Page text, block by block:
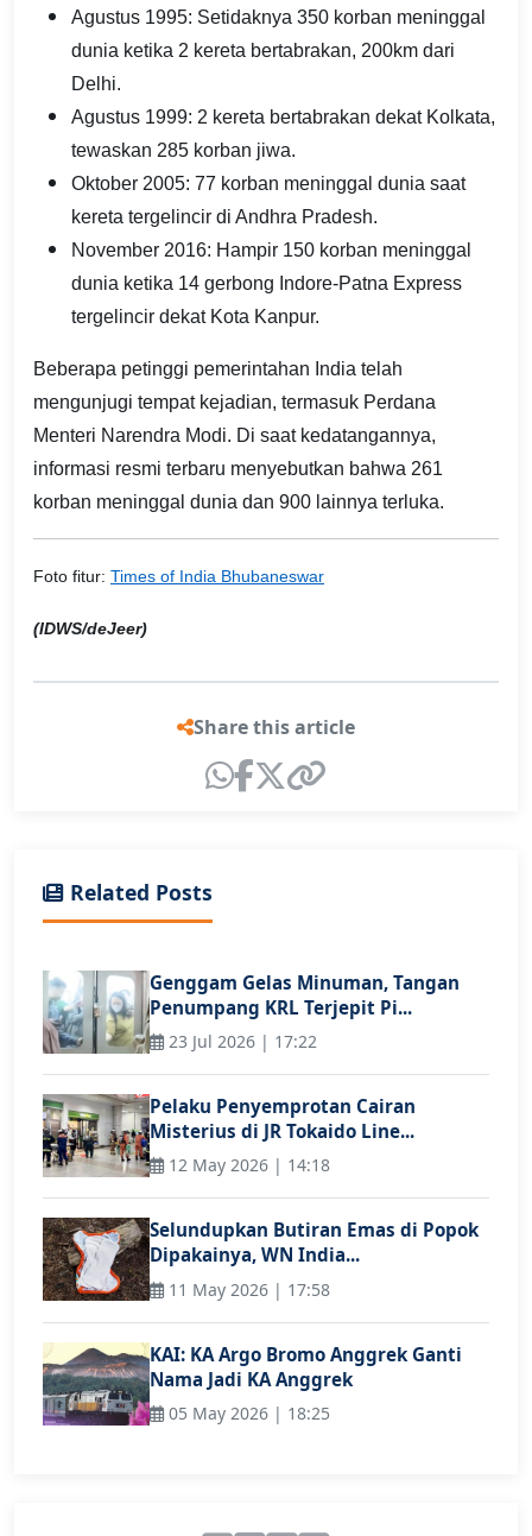
Agustus 1995: Setidaknya 350 korban meninggal
dunia ketika 2 kereta bertabrakan, 200km dari
Delhi.
Agustus 1999: 2 kereta bertabrakan dekat Kolkata,
tewaskan 285 korban jiwa.
Oktober 2005: 77 korban meninggal dunia saat
kereta tergelincir di Andhra Pradesh.
November 2016: Hampir 150 korban meninggal
dunia ketika 14 gerbong Indore-Patna Express
tergelincir dekat Kota Kanpur.
Beberapa petinggi pemerintahan India telah
mengunjugi tempat kejadian, termasuk Perdana
Menteri Narendra Modi. Di saat kedatangannya,
informasi resmi terbaru menyebutkan bahwa 261
korban meninggal dunia dan 900 lainnya terluka.
Foto fitur: Times of India Bhubaneswar
(IDWS/deJeer)
Share this article
Related Posts
Genggam Gelas Minuman, Tangan
Penumpang KRL Terjepit Pi...
23 Jul 2026 | 17:22
Pelaku Penyemprotan Cairan
Misterius di JR Tokaido Line...
12 May 2026 | 14:18
Selundupkan Butiran Emas di Popok
Dipakainya, WN India...
11 May 2026 | 17:58
KAI: KA Argo Bromo Anggrek Ganti
Nama Jadi KA Anggrek
05 May 2026 | 18:25